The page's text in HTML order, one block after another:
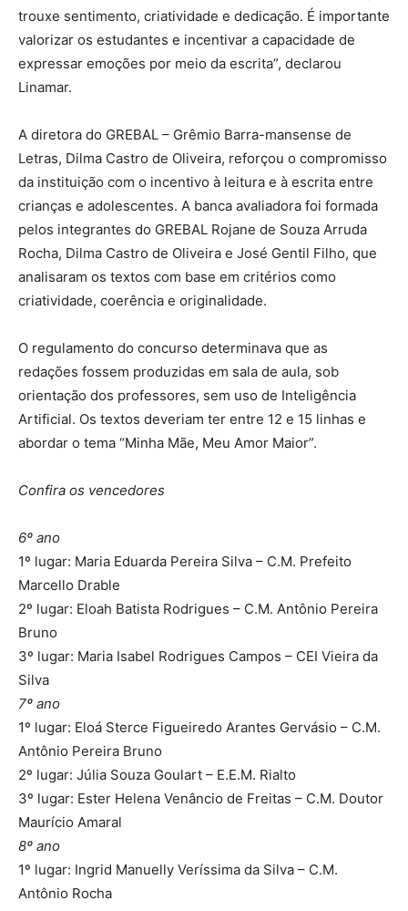
trouxe sentimento, criatividade e dedicação. É importante
valorizar os estudantes e incentivar a capacidade de
expressar emoções por meio da escrita”, declarou
Linamar.
A diretora do GREBAL – Grêmio Barra-mansense de
Letras, Dilma Castro de Oliveira, reforçou o compromisso
da instituição com o incentivo à leitura e à escrita entre
crianças e adolescentes. A banca avaliadora foi formada
pelos integrantes do GREBAL Rojane de Souza Arruda
Rocha, Dilma Castro de Oliveira e José Gentil Filho, que
analisaram os textos com base em critérios como
criatividade, coerência e originalidade.
O regulamento do concurso determinava que as
redações fossem produzidas em sala de aula, sob
orientação dos professores, sem uso de Inteligência
Artificial. Os textos deveriam ter entre 12 e 15 linhas e
abordar o tema “Minha Mãe, Meu Amor Maior”.
Confira os vencedores
6º ano
1º lugar: Maria Eduarda Pereira Silva – C.M. Prefeito
Marcello Drable
2º lugar: Eloah Batista Rodrigues – C.M. Antônio Pereira
Bruno
3º lugar: Maria Isabel Rodrigues Campos – CEI Vieira da
Silva
7º ano
1º lugar: Eloá Sterce Figueiredo Arantes Gervásio – C.M.
Antônio Pereira Bruno
2º lugar: Júlia Souza Goulart – E.E.M. Rialto
3º lugar: Ester Helena Venâncio de Freitas – C.M. Doutor
Maurício Amaral
8º ano
1º lugar: Ingrid Manuelly Veríssima da Silva – C.M.
Antônio Rocha